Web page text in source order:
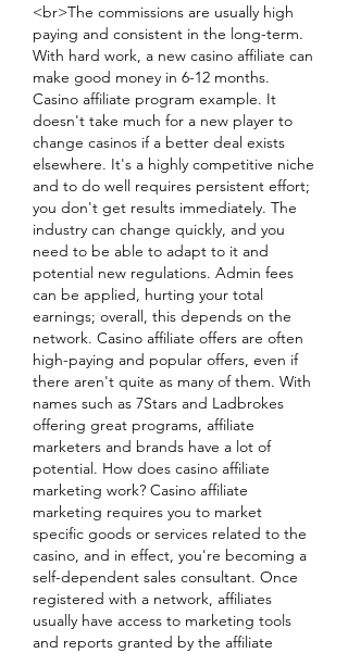
<br>The commissions are usually high
paying and consistent in the long-term.
With hard work, a new casino affiliate can
make good money in 6-12 months.
Casino affiliate program example. It
doesn't take much for a new player to
change casinos if a better deal exists
elsewhere. It's a highly competitive niche
and to do well requires persistent effort;
you don't get results immediately. The
industry can change quickly, and you
need to be able to adapt to it and
potential new regulations. Admin fees
can be applied, hurting your total
earnings; overall, this depends on the
network. Casino affiliate offers are often
high-paying and popular offers, even if
there aren't quite as many of them. With
names such as 7Stars and Ladbrokes
offering great programs, affiliate
marketers and brands have a lot of
potential. How does casino affiliate
marketing work? Casino affiliate
marketing requires you to market
specific goods or services related to the
casino, and in effect, you're becoming a
self-dependent sales consultant. Once
registered with a network, affiliates
usually have access to marketing tools
and reports granted by the affiliate